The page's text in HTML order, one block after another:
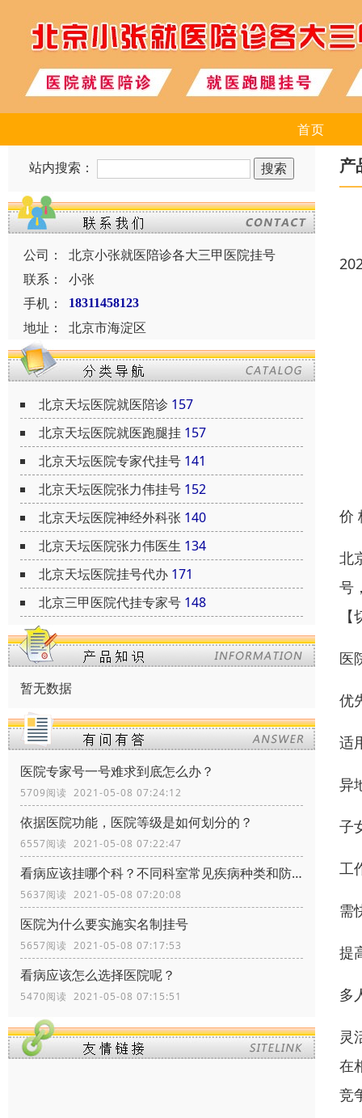
首页
站内搜索：
公司：
北京小张就医陪诊各大三甲医院挂号
联系：
小张
手机：
18311458123
地址： 北京市海淀区
北京天坛医院就医陪诊 157
北京天坛医院就医跑腿挂 157
北京天坛医院专家代挂号 141
北京天坛医院张力伟挂号 152
北京天坛医院神经外科张 140
北京天坛医院张力伟医生 134
北京天坛医院挂号代办 171
北京三甲医院代挂专家号 148
暂无数据
医院专家号一号难求到底怎么办？
5709阅读 2021-05-08 07:24:12
依据医院功能，医院等级是如何划分的？
6557阅读 2021-05-08 07:22:47
看病应该挂哪个科？不同科室常见疾病种类和防治
5637阅读 2021-05-08 07:20:08
医院为什么要实施实名制挂号
5657阅读 2021-05-08 07:17:53
看病应该怎么选择医院呢？
5470阅读 2021-05-08 07:15:51
产
价
北
号
医
优
适
异
子
工
需
提
多
灵
在
竞